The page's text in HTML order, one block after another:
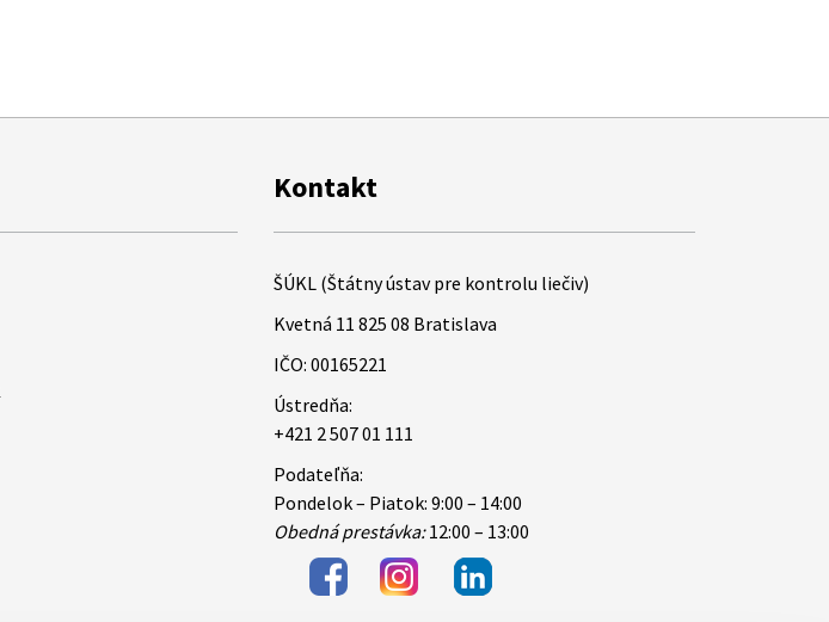
Kontakt
ŠÚKL (Štátny ústav pre kontrolu liečiv)
Kvetná 11 825 08 Bratislava
IČO: 00165221
Ústredňa:
+421 2 507 01 111
Podateľňa:
Pondelok – Piatok: 9:00 – 14:00
Obedná prestávka:12:00 – 13:00